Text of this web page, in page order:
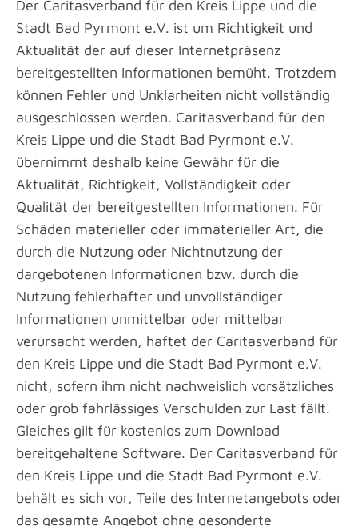
Der Caritasverband für den Kreis Lippe und die
Stadt Bad Pyrmont e.V. ist um Richtigkeit und
Aktualität der auf dieser Internetpräsenz
bereitgestellten Informationen bemüht. Trotzdem
können Fehler und Unklarheiten nicht vollständig
ausgeschlossen werden. Caritasverband für den
Kreis Lippe und die Stadt Bad Pyrmont e.V.
übernimmt deshalb keine Gewähr für die
Aktualität, Richtigkeit, Vollständigkeit oder
Qualität der bereitgestellten Informationen. Für
Schäden materieller oder immaterieller Art, die
durch die Nutzung oder Nichtnutzung der
dargebotenen Informationen bzw. durch die
Nutzung fehlerhafter und unvollständiger
Informationen unmittelbar oder mittelbar
verursacht werden, haftet der Caritasverband für
den Kreis Lippe und die Stadt Bad Pyrmont e.V.
nicht, sofern ihm nicht nachweislich vorsätzliches
oder grob fahrlässiges Verschulden zur Last fällt.
Gleiches gilt für kostenlos zum Download
bereitgehaltene Software. Der Caritasverband für
den Kreis Lippe und die Stadt Bad Pyrmont e.V.
behält es sich vor, Teile des Internetangebots oder
das gesamte Angebot ohne gesonderte